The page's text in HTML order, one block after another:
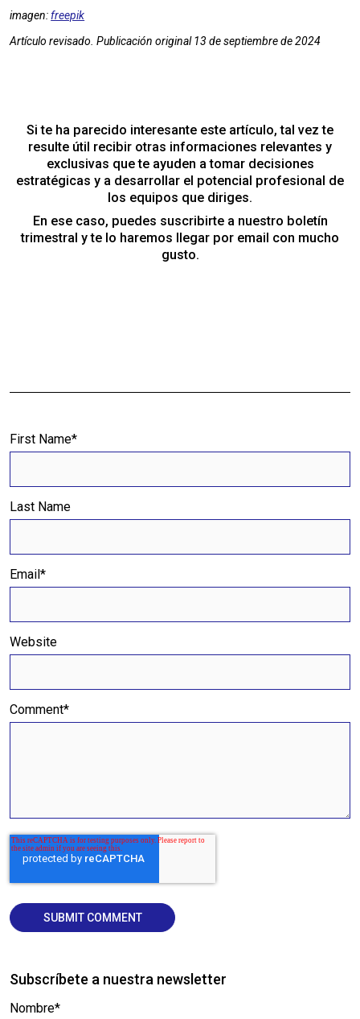
imagen: freepik
Artículo revisado. Publicación original 13 de septiembre de 2024
Si te ha parecido interesante este artículo, tal vez te
resulte útil recibir otras informaciones relevantes y
exclusivas que te ayuden a tomar decisiones
estratégicas y a desarrollar el potencial profesional de
los equipos que diriges.
En ese caso, puedes suscribirte a nuestro boletín
trimestral y te lo haremos llegar por email con mucho
gusto.
First Name*
Last Name
Email*
Website
Comment*
Subscríbete a nuestra newsletter
Nombre*